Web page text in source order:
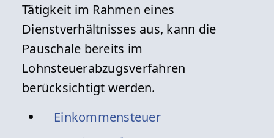
Tätigkeit im Rahmen eines
Dienstverhältnisses aus, kann die
Pauschale bereits im
Lohnsteuerabzugsverfahren
berücksichtigt werden.
Einkommensteuer